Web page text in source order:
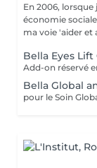
En 2006, lorsque
économie
ma voie 'aider et
Bella Eyes
Bella Global